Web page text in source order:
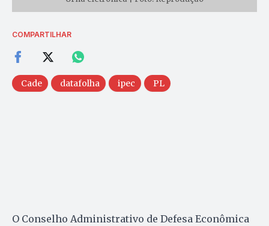
COMPARTILHAR
Cade datafolha ipec PL
O Conselho Administrativo de Defesa Econômica